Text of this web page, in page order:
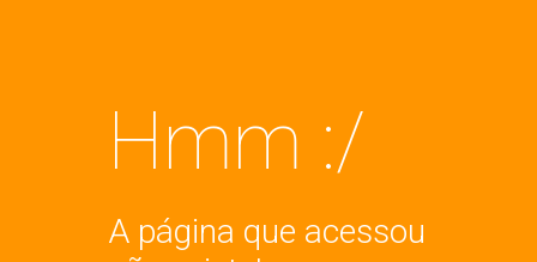
Hmm :/
A página que acessou